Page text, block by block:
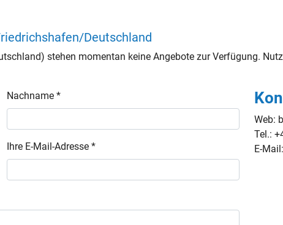
Deutschland
stehen momentan keine Angebote zur Verfügung.
Nachname *
Ihre E-Mail-Adresse *
Web:
Tel.:
E-Mail: